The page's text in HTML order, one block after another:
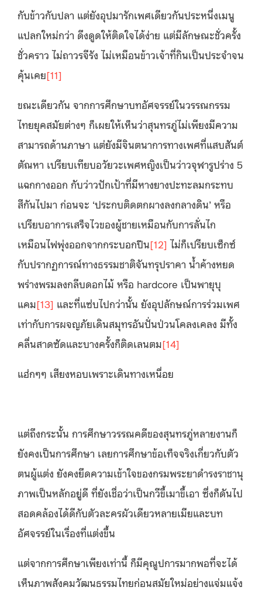
กับข้าวกับปลา แต่ยังอุปมารักเพศเดียวกันประหนึ่งเมนู
แปลกใหม่กว่า ดึงดูดให้ติดใจได้ง่าย แต่มีลักษณะชั่วครั้ง
ชั่วคราว ไม่ถาวรจีรัง ไม่เหมือนข้าวเจ้าที่กินเป็นประจำจน
คุ้นเคย[11]
ขณะเดียวกัน จากการศึกษาบทอัศจรรย์ในวรรณกรรม
ไทยยุคสมัยต่างๆ ก็เผยให้เห็นว่าสุนทรภู่ไม่เพียงมีความ
สามารถด้านภาษา แต่ยังมีจินตนาการทางเพศที่แสบสันต์
ตัณหา เปรียบเทียบอวัยวะเพศหญิงเป็นว่าวจุฬารูปร่าง 5
แฉกกางออก กับว่าวปักเป้าที่มีหางยางปะทะลมกระทบ
สีกันไปมา ก่อนจะ ‘ประกบติดตกผางลงกลางดิน’ หรือ
เปรียบอาการเสร็จไวของผู้ชายเหมือนกับการลั่นไก
เหมือนไฟพุ่งออกจากกระบอกปืน[12] ไม่ก็เปรียบเซ็กซ์
กับปรากฏการณ์ทางธรรมชาติจันทรุปราคา น้ำค้างหยด
พร่างพรมลงกลีบดอกไม้ หรือ hardcore เป็นพายุบุ
แคม[13] และที่แซ่บไปกว่านั้น ยังอุปลักษณ์การร่วมเพศ
เท่ากับการผจญภัยเดินสมุทรอันปั่นป่วนโคลงเคลง มีทั้ง
คลื่นสาดซัดและบางครั้งก็ติดเลนตม[14]
แฮ่กๆๆ เสียงหอบเพราะเดินทางเหนื่อย
แต่ถึงกระนั้น การศึกษาวรรณคดีของสุนทรภู่หลายงานก็
ยังคงเป็นการศึกษา เลยการศึกษาข้อเท็จจริงเกี่ยวกับตัว
ตนผู้แต่ง ยังคงยึดความเข้าใจของกรมพระยาดำรงราชานุ
ภาพเป็นหลักอยู่ดี ที่ยังเชื่อว่าเป็นกวีขี้เมาขี้เอา ซึ่งก็ดันไป
สอดคล้องได้ดีกับตัวละครผัวเดียวหลายเมียและบท
อัศจรรย์ในเรื่องที่แต่งขึ้น
แต่จากการศึกษาเพียงเท่านี้ ก็มีคุณูปการมากพอที่จะได้
เห็นภาพสังคมวัฒนธรรมไทยก่อนสมัยใหม่อย่างแจ่มแจ้ง